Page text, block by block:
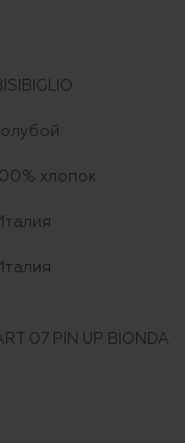
хлопок
07 PIN UP BIONDA